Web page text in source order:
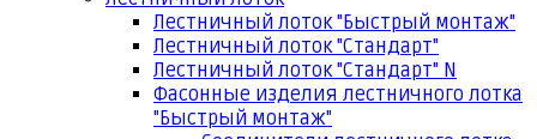
Лестничный лоток "Быстрый монтаж"
Лестничный лоток "Стандарт"
Лестничный лоток "Стандарт" N
Фасонные изделия лестничного лотка
"Быстрый монтаж"